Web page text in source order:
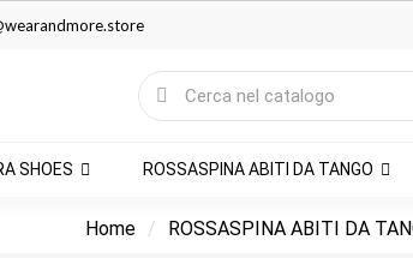
SHOES ROSSASPINA ABITI DA TANGO
Home ROSSASPINA ABITI DA